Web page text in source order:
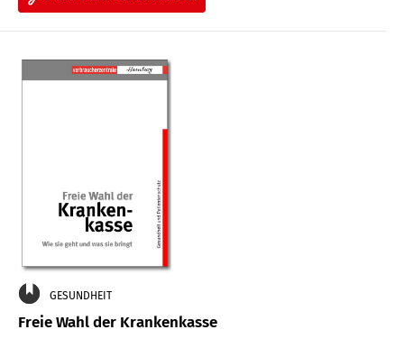
GESUNDHEIT
Freie Wahl der Krankenkasse